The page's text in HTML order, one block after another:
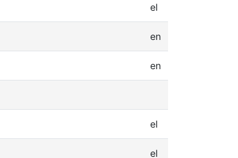
el
en
en
el
el